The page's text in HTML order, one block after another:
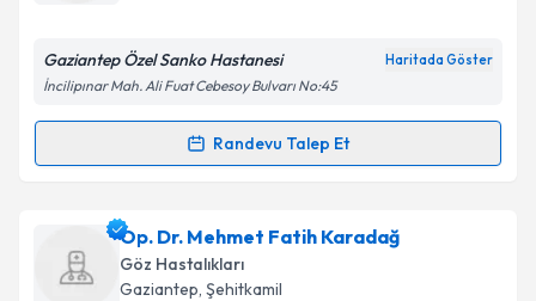
E-posta Adresiniz
Kişisel verilerimin işlenmesine ilişkinAydınlatma
kapsamda işlenmesini kabul ediyorum.
Takvim Talebini Gönder
Gaziantep Özel Sanko Hastanesi Haritada Göster
İncilipınar Mah. Ali Fuat Cebesoy Bulvarı No:45
Randevu Talep Et
Randevu Takvimi Talebi
Prof. Dr. Erhan Özyoliçin randevu takvimi talebi
oluşturun. Size bu uzmandan randevu almanız için bir
takvim hazırlandığında e-posta ile bilgilendireceğiz.
Op. Dr. Mehmet Fatih Karadağ
Göz Hastalıkları
Gaziantep, Şehitkamil